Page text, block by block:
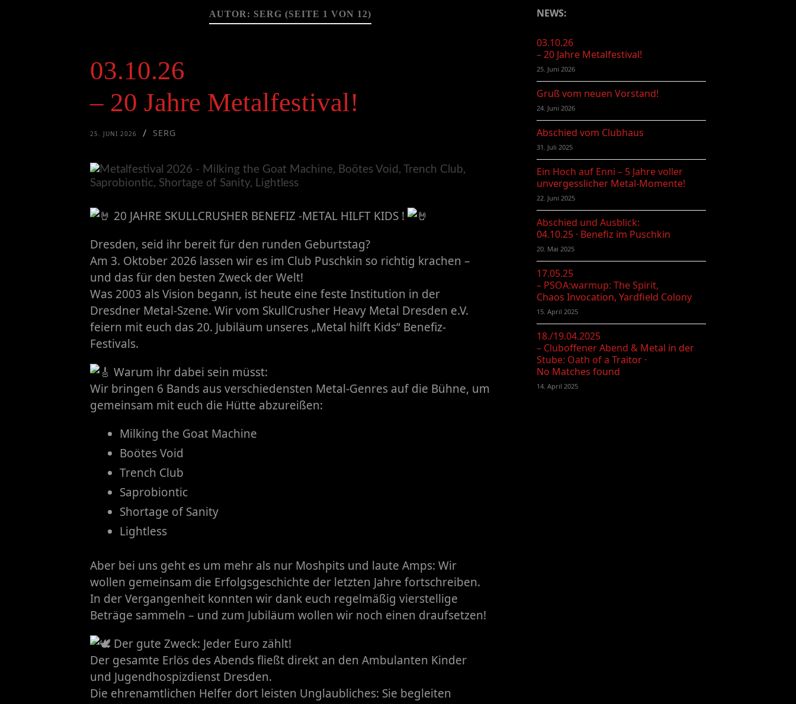
AUTOR: SERG (SEITE 1 VON 12)
03.10.26
– 20 Jahre Metalfestival!
25. JUNI 2026 / SERG
20 JAHRE SKULLCRUSHER BENEFIZ -METAL HILFT KIDS !
​Dresden, seid ihr bereit für den runden Geburtstag?
Am 3. Oktober 2026 lassen wir es im Club Puschkin so richtig krachen –
und das für den besten Zweck der Welt!
​Was 2003 als Vision begann, ist heute eine feste Institution in der
Dresdner Metal-Szene. Wir vom SkullCrusher Heavy Metal Dresden e.V.
feiern mit euch das 20. Jubiläum unseres „Metal hilft Kids“ Benefiz-
Festivals.
Warum ihr dabei sein müsst:
​Wir bringen 6 Bands aus verschiedensten Metal-Genres auf die Bühne, um
gemeinsam mit euch die Hütte abzureißen:
Milking the Goat Machine
Boötes Void
Trench Club
Saprobiontic
Shortage of Sanity
Lightless
Aber bei uns geht es um mehr als nur Moshpits und laute Amps: Wir
wollen gemeinsam die Erfolgsgeschichte der letzten Jahre fortschreiben.
In der Vergangenheit konnten wir dank euch regelmäßig vierstellige
Beträge sammeln – und zum Jubiläum wollen wir noch einen draufsetzen!
Der gute Zweck: Jeder Euro zählt!
​Der gesamte Erlös des Abends fließt direkt an den Ambulanten Kinder
und Jugendhospizdienst Dresden.
Die ehrenamtlichen Helfer dort leisten Unglaubliches: Sie begleiten
NEWS:
03.10.26
– 20 Jahre Metalfestival!
25. Juni 2026
Gruß vom neuen Vorstand!
24. Juni 2026
Abschied vom Clubhaus
31. Juli 2025
Ein Hoch auf Enni – 5 Jahre voller
unvergesslicher Metal-Momente!
22. Juni 2025
Abschied und Ausblick:
04.10.25 · Benefiz im Puschkin
20. Mai 2025
17.05.25
– PSOA:warmup: The Spirit,
Chaos Invocation, Yardfield Colony
15. April 2025
18./19.04.2025
– Cluboffener Abend & Metal in der
Stube: Oath of a Traitor ·
No Matches found
14. April 2025